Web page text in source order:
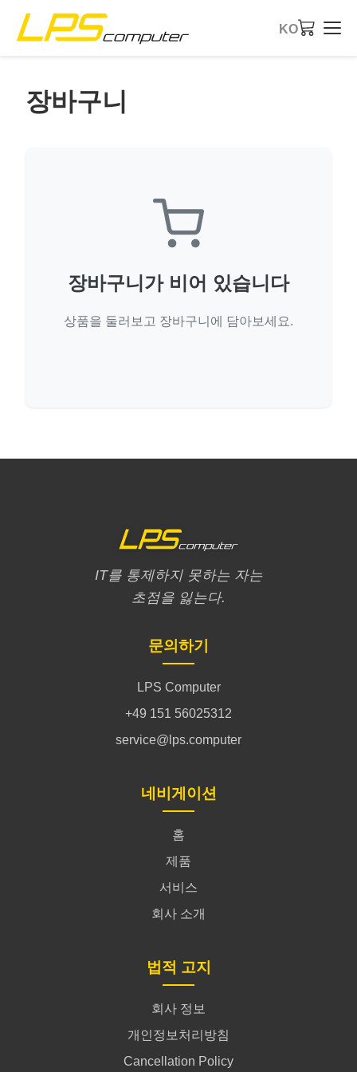
KO
장바구니
장바구니가 비어 있습니다
상품을 둘러보고 장바구니에 담아보세요.
IT를 통제하지 못하는 자는
초점을 잃는다.
문의하기
LPS Computer
+49 151 56025312
service@lps.computer
네비게이션
홈
제품
서비스
회사 소개
법적 고지
회사 정보
개인정보처리방침
Cancellation Policy